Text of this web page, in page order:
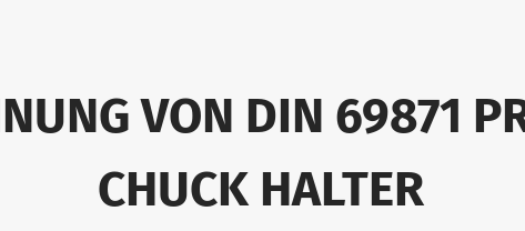
VON DIN 69871
CHUCK HALTER